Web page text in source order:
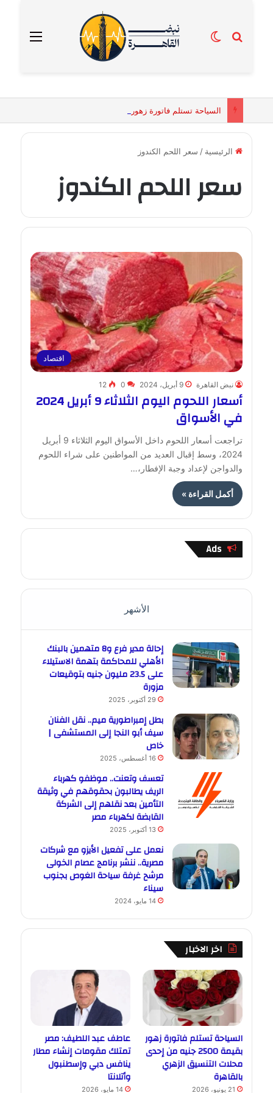
القائمة بحث عنالوضع المظلم
الرئيسية / سعر اللحم الكندوز
سعر اللحم الكندوز
اقتصاد
نبض القاهرة 9 أبريل، 2024 0
12
أسعار اللحوم اليوم الثلاثاء 9 أبريل 2024
في الأسواق
تراجعت أسعار اللحوم داخل الأسواق اليوم الثلاثاء 9 أبريل
2024، وسط إقبال العديد من المواطنين على شراء اللحوم
والدواجن لإعداد وجبة الإفطار،…
أكمل القراءة »
Ads
الأشهر
إحالة مدير فرع و8 متهمين بالبنك
الأهلي للمحاكمة بتهمة الاستيلاء
على 23.5 مليون جنيه بتوقيعات
مزورة
29 أكتوبر، 2025
بطل إمبراطورية ميم.. نقل الفنان
سيف أبو النجا إلى المستشفى |
خاص
16 أغسطس، 2025
تعسف وتعنت.. موظفو كهرباء
الريف يطالبون بحقوقهم في وثيقة
التأمين بعد نقلهم إلى الشركة
القابضة لكهرباء مصر
13 أكتوبر، 2025
نعمل على تفعيل الأيزو مع شركات
مصرية.. ننشر برنامج عصام الخولى
مرشح غرفة سياحة الغوص بجنوب
سيناء
14 مايو، 2024
اخر الاخبار
السياحة تستلم فاتورة زهور
بقيمة 2500 جنيه من إحدى
محلات التنسيق الزهري
بالقاهرة
21 يونيو، 2026
عاطف عبد اللطيف: مصر
تمتلك مقومات إنشاء مطار
ينافس دبي وإسطنبول
وأتلانتا
14 مايو، 2026